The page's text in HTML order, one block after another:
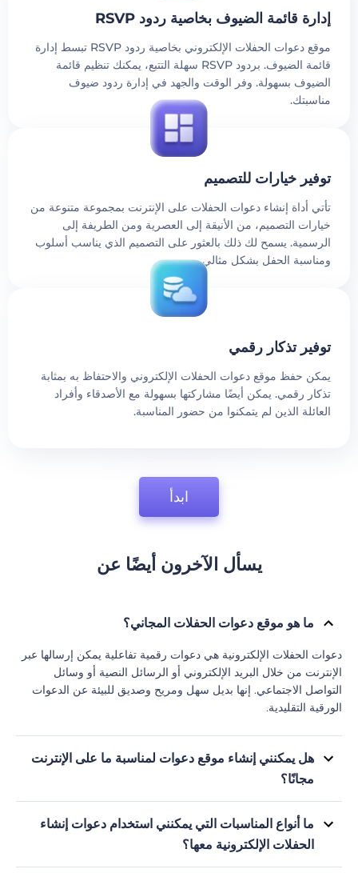
إدارة قائمة الضيوف بخاصية ردود RSVP
موقع دعوات الحفلات الإلكتروني بخاصية ردود RSVP تبسط إدارة
قائمة الضيوف. بردود RSVP سهلة التتبع، يمكنك تنظيم قائمة
الضيوف بسهولة. وفر الوقت والجهد في إدارة ردود ضيوف
مناسبتك.
توفير خيارات للتصميم
تأتي أداة إنشاء دعوات الحفلات على الإنترنت بمجموعة متنوعة من
خيارات التصميم، من الأنيقة إلى العصرية ومن الطريفة إلى
الرسمية. يسمح لك ذلك بالعثور على التصميم الذي يناسب أسلوب
ومناسبة الحفل بشكل مثالي.
توفير تذكار رقمي
يمكن حفظ موقع دعوات الحفلات الإلكتروني والاحتفاظ به بمثابة
تذكار رقمي. يمكن أيضًا مشاركتها بسهولة مع الأصدقاء وأفراد
العائلة الذين لم يتمكنوا من حضور المناسبة.
ابدأ
يسأل الآخرون أيضًا عن
ما هو موقع دعوات الحفلات المجاني؟
دعوات الحفلات الإلكترونية هي دعوات رقمية تفاعلية يمكن إرسالها عبر
الإنترنت من خلال البريد الإلكتروني أو الرسائل النصية أو وسائل
التواصل الاجتماعي. إنها بديل سهل ومريح وصديق للبيئة عن الدعوات
الورقية التقليدية.
هل يمكنني إنشاء موقع دعوات لمناسبة ما على الإنترنت
مجانًا؟
نعم، توجد العديد من أدوات إنشاء دعوات المناسبات المجانية على
الإنترنت، مثل Renderforest، التي تسمح لك بإنشاء وتخصيص دعواتك.
يمكنك اختيار نموذج موقع إلكتروني وإجراء التغييرات اللازمة ليناسب
مناسبتك. لكنك ستحتاج إلى الاشتراك في الباقات المدفوعة للحصول
على الخصائص المتقدمة.
ما أنواع المناسبات التي يمكنني استخدام دعوات إنشاء
الحفلات الإلكترونية معها؟
يمكن استخدام مواقع دعوات الحفل الإلكترونية لأي نوع من المناسبات.